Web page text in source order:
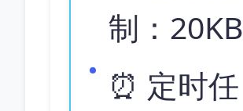
制：20KB
⏰ 定时任